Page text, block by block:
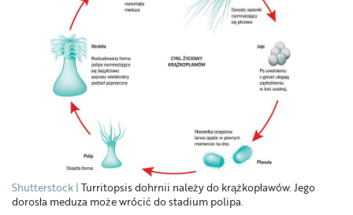
Shutterstock Turritopsis ­dohrnii należy do krążkopławów. Jego
dorosła meduza może wrócić do stadium polipa.